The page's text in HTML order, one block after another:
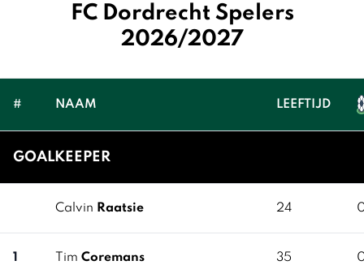
FC Dordrecht Spelers
2026/2027
# NAAM LEEFTIJD
GOALKEEPER
Calvin Raatsie 24
1 Tim Coremans 35